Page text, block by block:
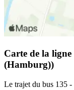
Carte de la
(Hamburg))
Le trajet du bus 135